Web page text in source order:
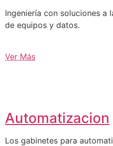
Ingeniería con soluciones a
de equipos y datos.
Ver Más
Automatizacion
Los gabinetes para